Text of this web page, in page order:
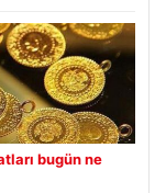
bugün ne